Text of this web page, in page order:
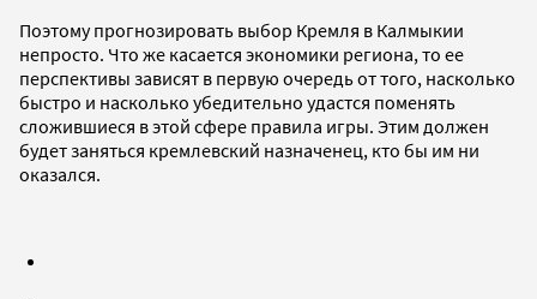
Поэтому прогнозировать выбор Кремля в Калмыкии
непросто. Что же касается экономики региона, то ее
перспективы зависят в первую очередь от того, насколько
быстро и насколько убедительно удастся поменять
сложившиеся в этой сфере правила игры. Этим должен
будет заняться кремлевский назначенец, кто бы им ни
оказался.